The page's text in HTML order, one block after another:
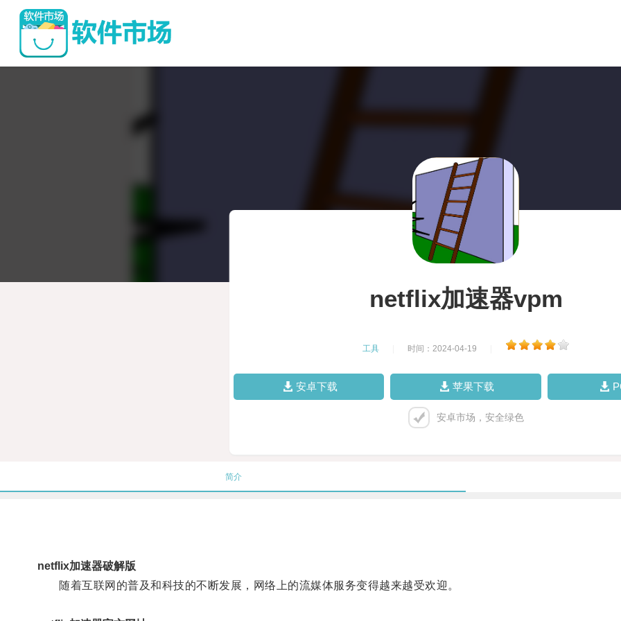
netflix加速器vpm
工具 时间：2024-04-19
安卓下载 苹果下载
安卓市场，安全绿色
简介
netflix加速器破解版
随着互联网的普及和科技的不断发展，网络上的流媒体服务变得越来越受欢迎。